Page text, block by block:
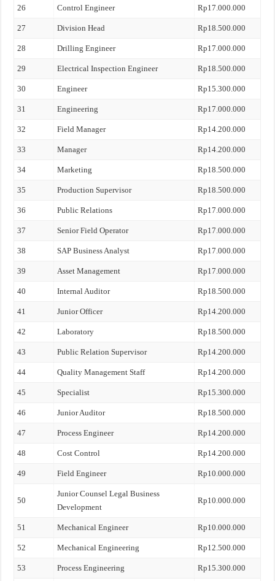
26 Control Engineer Rp17.000.000
27 Division Head Rp18.500.000
28 Drilling Engineer Rp17.000.000
29 Electrical Inspection Engineer Rp18.500.000
30 Engineer Rp15.300.000
31 Engineering Rp17.000.000
32 Field Manager Rp14.200.000
33 Manager Rp14.200.000
34 Marketing Rp18.500.000
35 Production Supervisor Rp18.500.000
36 Public Relations Rp17.000.000
37 Senior Field Operator Rp17.000.000
38 SAP Business Analyst Rp17.000.000
39 Asset Management Rp17.000.000
40 Internal Auditor Rp18.500.000
41 Junior Officer Rp14.200.000
42 Laboratory Rp18.500.000
43 Public Relation Supervisor Rp14.200.000
44 Quality Management Staff Rp14.200.000
45 Specialist Rp15.300.000
46 Junior Auditor Rp18.500.000
47 Process Engineer Rp14.200.000
48 Cost Control Rp14.200.000
49 Field Engineer Rp10.000.000
50
Junior Counsel Legal Business
Development
Rp10.000.000
51 Mechanical Engineer Rp10.000.000
52 Mechanical Engineering Rp12.500.000
53 Process Engineering Rp15.300.000